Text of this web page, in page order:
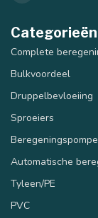
Categorieën
Complete
Bulkvoordeel
Druppelbevloeiing
Sproeiers
Automatische
Tyleen/PE
PVC